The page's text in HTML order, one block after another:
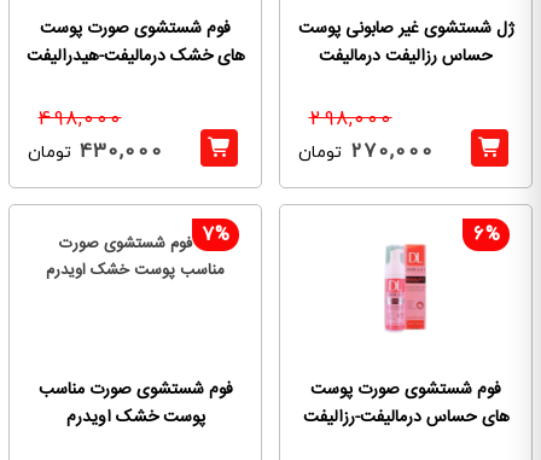
ژل شستشوی غیر صابونی پوست
حساس رزالیفت درمالیفت
298,000
270,000 تومان
فوم شستشوی صورت پوست
های خشک درمالیفت-هیدرالیفت
498,000
430,000 تومان
6%
فوم شستشوی صورت پوست
های حساس درمالیفت-رزالیفت
7%
فوم شستشوی صورت مناسب
پوست خشک اویدرم